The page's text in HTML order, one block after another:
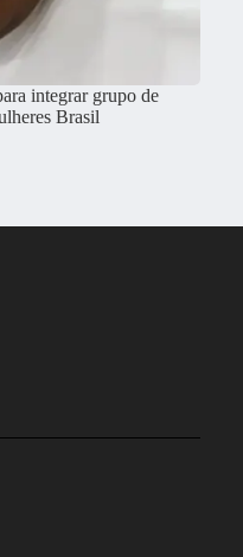
integrar grupo de
Brasil